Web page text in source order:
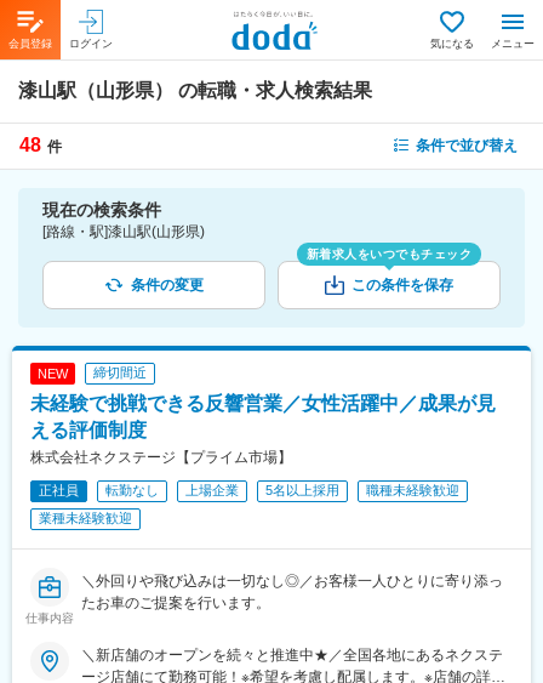
会員登録 ログイン 気になる メニュー
漆山駅（山形県） の転職・求人検索結果
48 件 条件で並び替え
現在の検索条件
[路線・駅]漆山駅(山形県)
条件の変更
新着求人をいつでもチェック
この条件を保存
NEW 締切間近
未経験で挑戦できる反響営業／女性活躍中／成果が見
える評価制度
株式会社ネクステージ【プライム市場】
正社員 転勤なし 上場企業 5名以上採用
職種未経験歓迎
業種未経験歓迎
仕事内容
＼外回りや飛び込みは一切なし◎／お客様一人ひとりに寄り添っ
たお車のご提案を行います。
＼新店舗のオープンを続々と推進中★／全国各地にあるネクステ
ージ店舗にて勤務可能！※希望を考慮し配属します。※店舗の詳細